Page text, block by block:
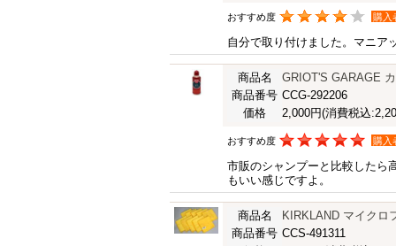
おすすめ度 購入
自分で取り付けました。マニア
商品名
GRIOT'S GARAGE
商品番号 CCG-292206
価格
2,000円(消費税込
おすすめ度 購入
市販のシャンプーと比較したら
もいい感じですよ。
商品名
KIRKLAND マイクロ
商品番号 CCS-491311